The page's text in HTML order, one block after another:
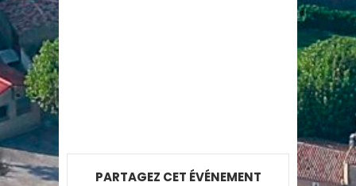
PARTAGEZ CET ÉVÉNEMENT